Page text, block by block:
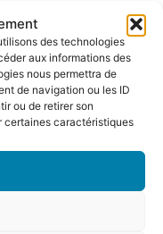
des technologies
aux informations des
nous permettra de
de navigation ou les ID
ou de retirer son
certaines caractéristiques
Bordeaux